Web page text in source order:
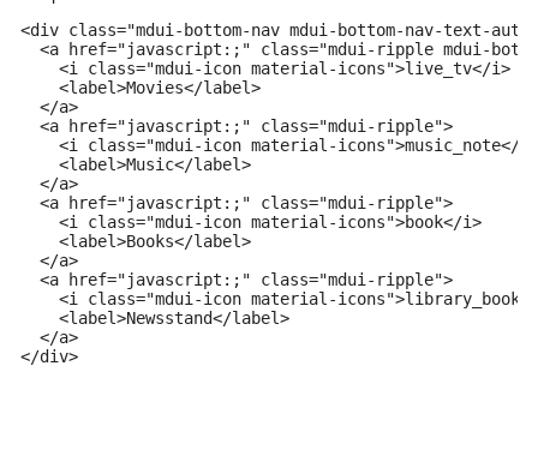
<div class="mdui-bottom-nav mdui-bottom-nav-text-
<a href="javascript:;" class="mdui-ripple mdui-
    <i class="mdui-icon material-icons">live_tv</i>
    <label>Movies</label>
  </a>
  <a href="javascript:;" class="mdui-ripple">
    <i class="mdui-icon material-icons">music_note</i>
    <label>Music</label>
  </a>
  <a href="javascript:;" class="mdui-ripple">
    <i class="mdui-icon material-icons">book</i>
    <label>Books</label>
  </a>
  <a href="javascript:;" class="mdui-ripple">
<i class="mdui-icon material-
    <label>Newsstand</label>
  </a>
</div>